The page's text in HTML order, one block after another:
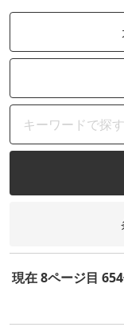
現在 8ページ目